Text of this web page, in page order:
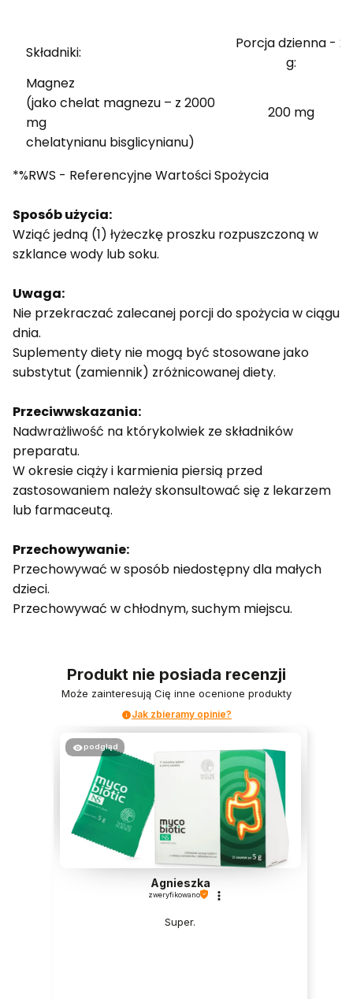
Składniki:
Porcja dzienna - 2
g:
Magnez
(jako chelat magnezu – z 2000
mg
chelatynianu bisglicynianu)
200 mg
*%RWS - Referencyjne Wartości Spożycia
Sposób użycia:
Wziąć jedną (1) łyżeczkę proszku rozpuszczoną w
szklance wody lub soku.
Uwaga:
Nie przekraczać zalecanej porcji do spożycia w ciągu
dnia.
Suplementy diety nie mogą być stosowane jako
substytut (zamiennik) zróżnicowanej diety.
Przeciwwskazania:
Nadwrażliwość na którykolwiek ze składników
preparatu.
W okresie ciąży i karmienia piersią przed
zastosowaniem należy skonsultować się z lekarzem
lub farmaceutą.
Przechowywanie:
Przechowywać w sposób niedostępny dla małych
dzieci.
Przechowywać w chłodnym, suchym miejscu.
Produkt nie posiada recenzji
Może zainteresują Cię inne ocenione produkty
Jak zbieramy opinie?
podgląd
Agnieszka
zweryfikowano
Super.